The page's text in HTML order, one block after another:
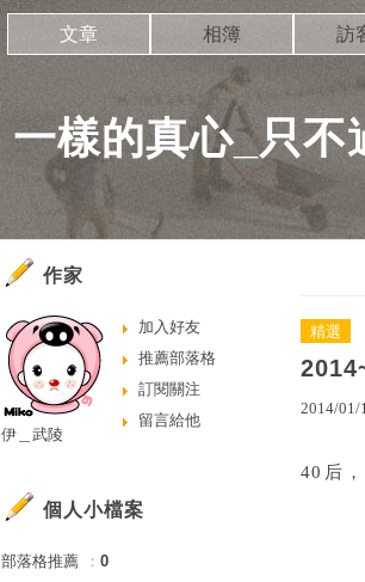
一樣的真心_只不
文章 相簿 訪
精選
2014/01/
40后
即
作家
加入好友
推薦部落格
訂閱關注
留言給他
伊＿武陵
個人小檔案
部落格推薦 ： 0